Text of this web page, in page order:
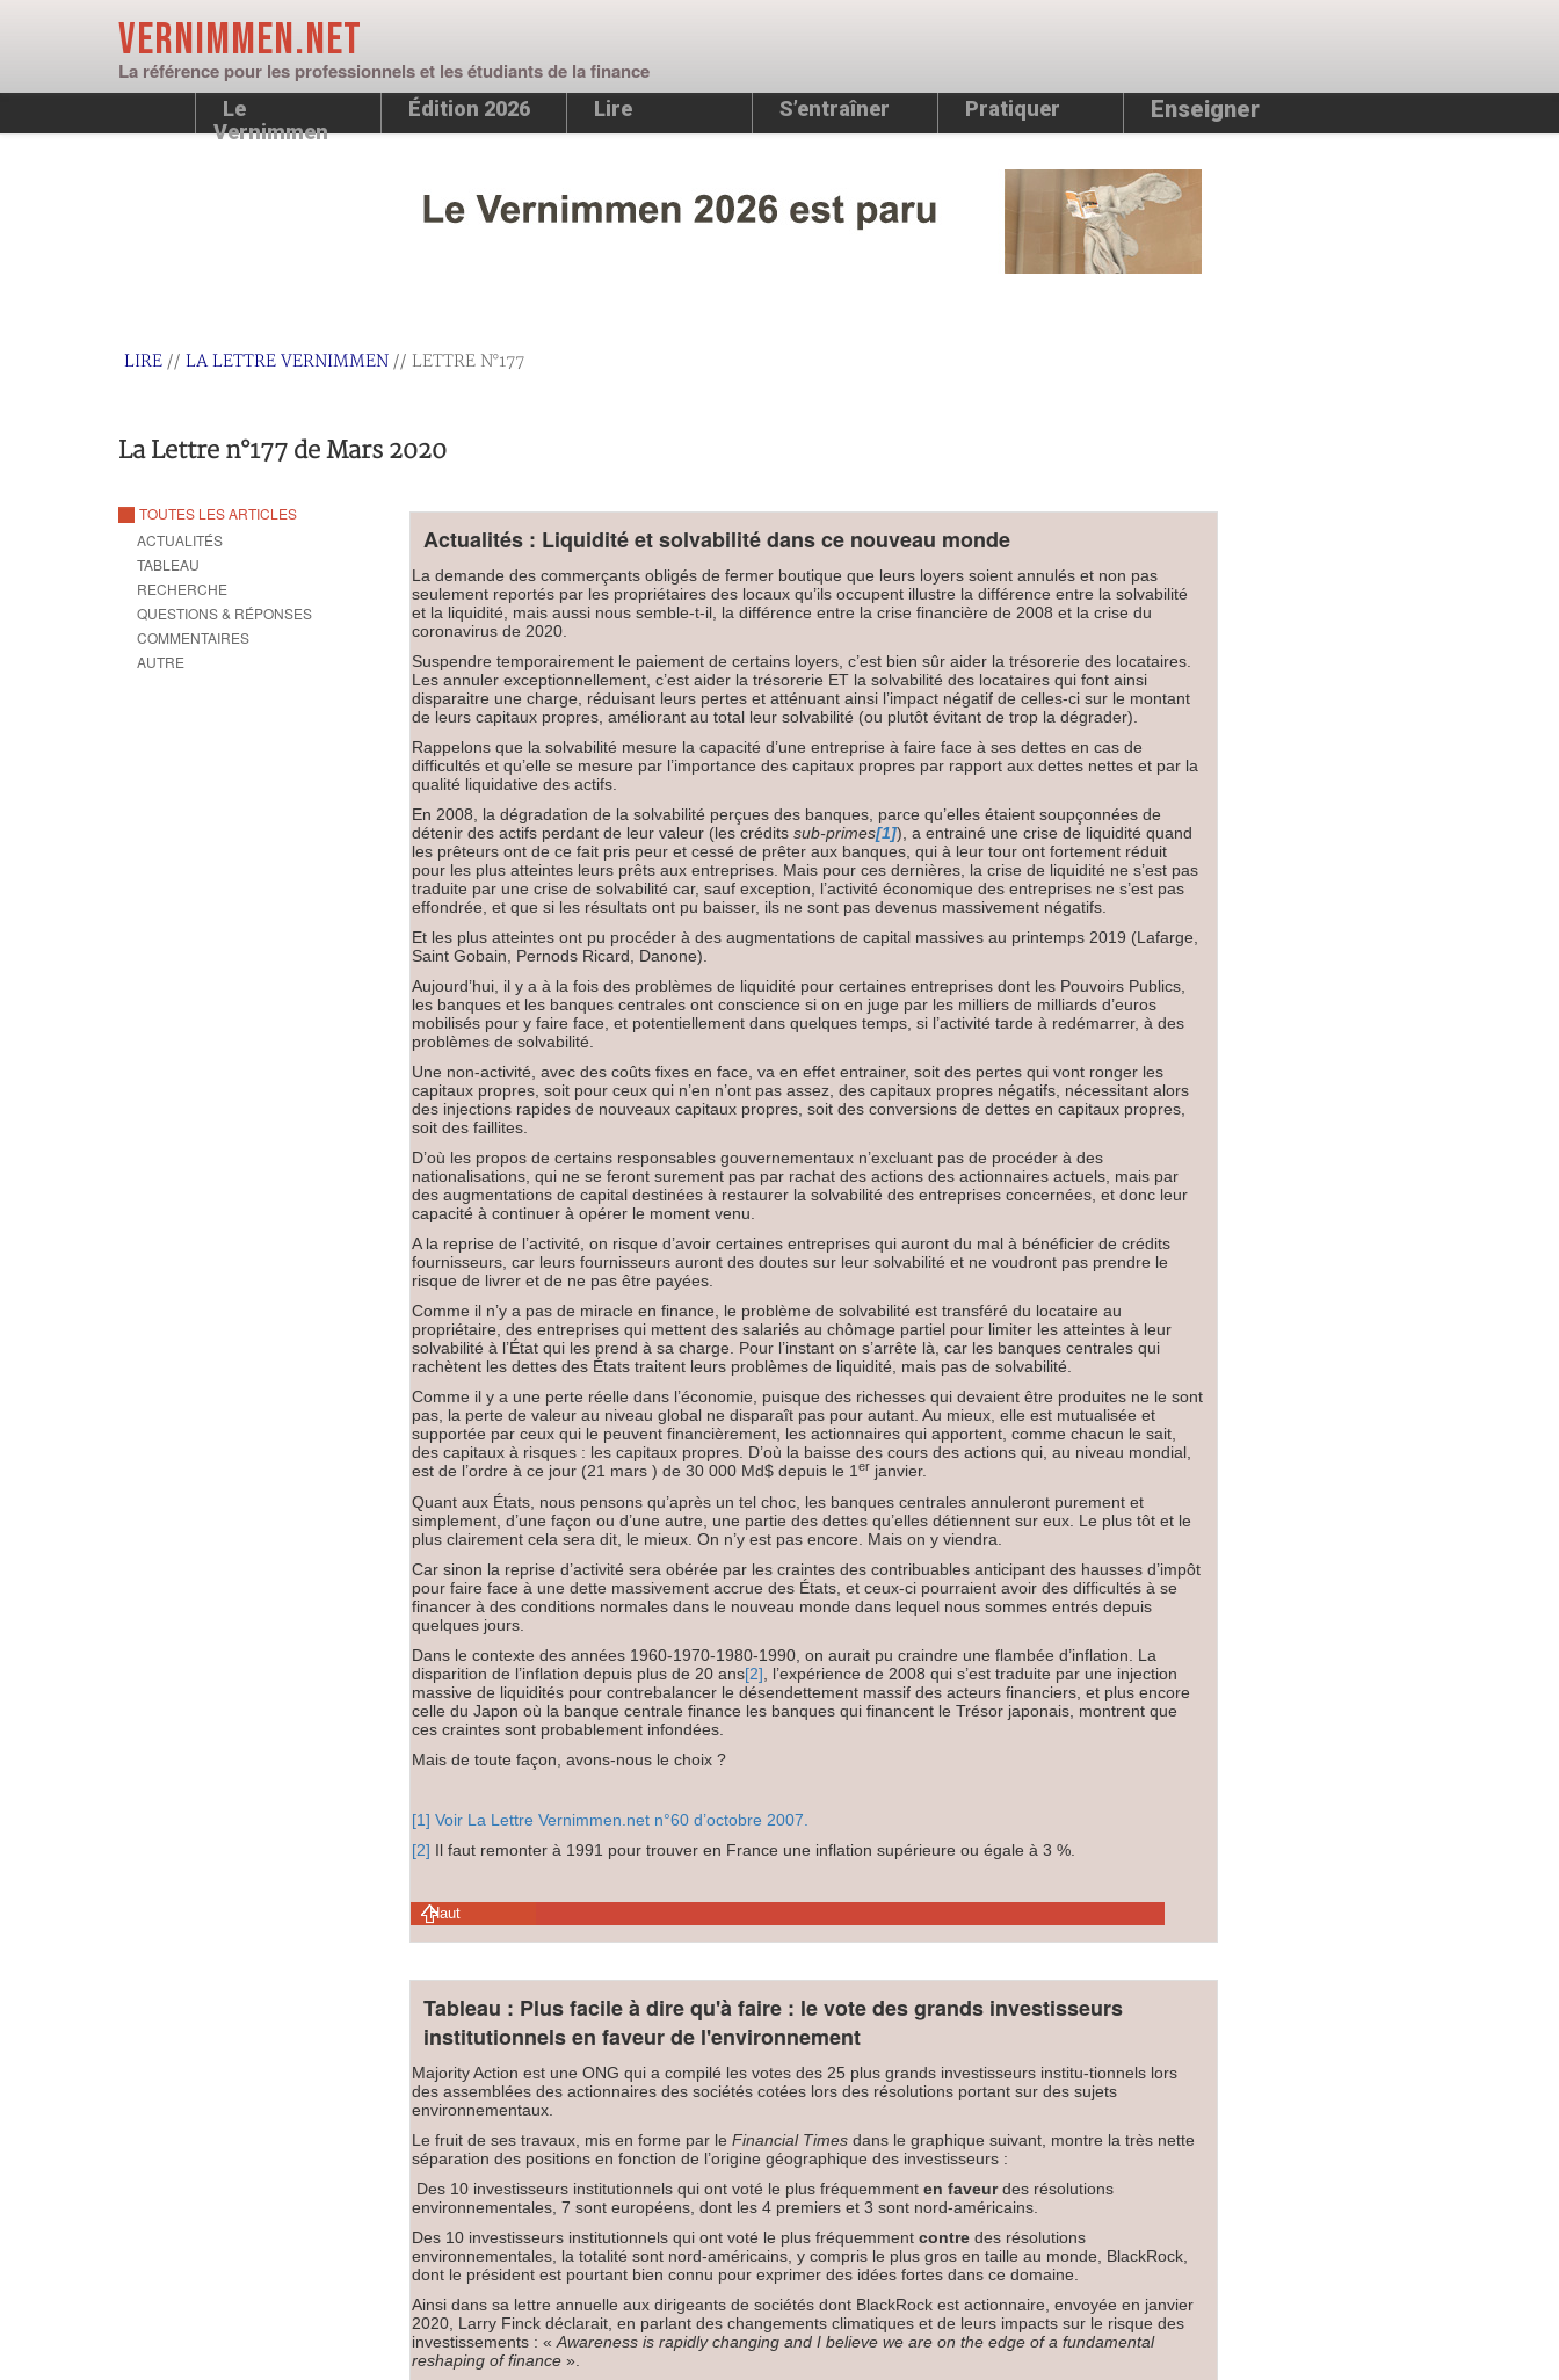
Vernimmen.net
La référence pour les professionnels et les étudiants de la finance
Le
Vernimmen
Édition 2026 Lire S’entraîner Pratiquer Enseigner
LIRE // LA LETTRE VERNIMMEN // LETTRE N°177
La Lettre n°177 de Mars 2020
TOUTES LES ARTICLES
ACTUALITÉS
TABLEAU
RECHERCHE
QUESTIONS & RÉPONSES
COMMENTAIRES
AUTRE
Actualités : Liquidité et solvabilité dans ce nouveau monde
La demande des commerçants obligés de fermer boutique que leurs loyers soient annulés et non pas
seulement reportés par les propriétaires des locaux qu’ils occupent illustre la différence entre la solvabilité
et la liquidité, mais aussi nous semble-t-il, la différence entre la crise financière de 2008 et la crise du
coronavirus de 2020.
Suspendre temporairement le paiement de certains loyers, c’est bien sûr aider la trésorerie des locataires.
Les annuler exceptionnellement, c’est aider la trésorerie ET la solvabilité des locataires qui font ainsi
disparaitre une charge, réduisant leurs pertes et atténuant ainsi l’impact négatif de celles-ci sur le montant
de leurs capitaux propres, améliorant au total leur solvabilité (ou plutôt évitant de trop la dégrader).
Rappelons que la solvabilité mesure la capacité d’une entreprise à faire face à ses dettes en cas de
difficultés et qu’elle se mesure par l’importance des capitaux propres par rapport aux dettes nettes et par la
qualité liquidative des actifs.
En 2008, la dégradation de la solvabilité perçues des banques, parce qu’elles étaient soupçonnées de
détenir des actifs perdant de leur valeur (les crédits sub-primes[1]), a entrainé une crise de liquidité quand
les prêteurs ont de ce fait pris peur et cessé de prêter aux banques, qui à leur tour ont fortement réduit
pour les plus atteintes leurs prêts aux entreprises. Mais pour ces dernières, la crise de liquidité ne s’est pas
traduite par une crise de solvabilité car, sauf exception, l’activité économique des entreprises ne s’est pas
effondrée, et que si les résultats ont pu baisser, ils ne sont pas devenus massivement négatifs.
Et les plus atteintes ont pu procéder à des augmentations de capital massives au printemps 2019 (Lafarge,
Saint Gobain, Pernods Ricard, Danone).
Aujourd’hui, il y a à la fois des problèmes de liquidité pour certaines entreprises dont les Pouvoirs Publics,
les banques et les banques centrales ont conscience si on en juge par les milliers de milliards d’euros
mobilisés pour y faire face, et potentiellement dans quelques temps, si l’activité tarde à redémarrer, à des
problèmes de solvabilité.
Une non-activité, avec des coûts fixes en face, va en effet entrainer, soit des pertes qui vont ronger les
capitaux propres, soit pour ceux qui n’en n’ont pas assez, des capitaux propres négatifs, nécessitant alors
des injections rapides de nouveaux capitaux propres, soit des conversions de dettes en capitaux propres,
soit des faillites.
D’où les propos de certains responsables gouvernementaux n’excluant pas de procéder à des
nationalisations, qui ne se feront surement pas par rachat des actions des actionnaires actuels, mais par
des augmentations de capital destinées à restaurer la solvabilité des entreprises concernées, et donc leur
capacité à continuer à opérer le moment venu.
A la reprise de l’activité, on risque d’avoir certaines entreprises qui auront du mal à bénéficier de crédits
fournisseurs, car leurs fournisseurs auront des doutes sur leur solvabilité et ne voudront pas prendre le
risque de livrer et de ne pas être payées.
Comme il n’y a pas de miracle en finance, le problème de solvabilité est transféré du locataire au
propriétaire, des entreprises qui mettent des salariés au chômage partiel pour limiter les atteintes à leur
solvabilité à l’État qui les prend à sa charge. Pour l’instant on s’arrête là, car les banques centrales qui
rachètent les dettes des États traitent leurs problèmes de liquidité, mais pas de solvabilité.
Comme il y a une perte réelle dans l’économie, puisque des richesses qui devaient être produites ne le sont
pas, la perte de valeur au niveau global ne disparaît pas pour autant. Au mieux, elle est mutualisée et
supportée par ceux qui le peuvent financièrement, les actionnaires qui apportent, comme chacun le sait,
des capitaux à risques : les capitaux propres. D’où la baisse des cours des actions qui, au niveau mondial,
est de l’ordre à ce jour (21 mars ) de 30 000 Md$ depuis le 1 erjanvier.
Quant aux États, nous pensons qu’après un tel choc, les banques centrales annuleront purement et
simplement, d’une façon ou d’une autre, une partie des dettes qu’elles détiennent sur eux. Le plus tôt et le
plus clairement cela sera dit, le mieux. On n’y est pas encore. Mais on y viendra.
Car sinon la reprise d’activité sera obérée par les craintes des contribuables anticipant des hausses d’impôt
pour faire face à une dette massivement accrue des États, et ceux-ci pourraient avoir des difficultés à se
financer à des conditions normales dans le nouveau monde dans lequel nous sommes entrés depuis
quelques jours.
Dans le contexte des années 1960-1970-1980-1990, on aurait pu craindre une flambée d’inflation. La
disparition de l’inflation depuis plus de 20 ans[2] , l’expérience de 2008 qui s’est traduite par une injection
massive de liquidités pour contrebalancer le désendettement massif des acteurs financiers, et plus encore
celle du Japon où la banque centrale finance les banques qui financent le Trésor japonais, montrent que
ces craintes sont probablement infondées.
Mais de toute façon, avons-nous le choix ?
[1] Voir La Lettre Vernimmen.net n°60 d’octobre 2007.
[2] Il faut remonter à 1991 pour trouver en France une inflation supérieure ou égale à 3 %.
Haut
Tableau : Plus facile à dire qu'à faire : le vote des grands investisseurs
institutionnels en faveur de l'environnement
Majority Action est une ONG qui a compilé les votes des 25 plus grands investisseurs institu-tionnels lors
des assemblées des actionnaires des sociétés cotées lors des résolutions portant sur des sujets
environnementaux.
Le fruit de ses travaux, mis en forme par le Financial Timesdans le graphique suivant, montre la très nette
séparation des positions en fonction de l’origine géographique des investisseurs :
Des 10 investisseurs institutionnels qui ont voté le plus fréquemment en faveurdes résolutions
environnementales, 7 sont européens, dont les 4 premiers et 3 sont nord-américains.
Des 10 investisseurs institutionnels qui ont voté le plus fréquemment contredes résolutions
environnementales, la totalité sont nord-américains, y compris le plus gros en taille au monde, BlackRock,
dont le président est pourtant bien connu pour exprimer des idées fortes dans ce domaine.
Ainsi dans sa lettre annuelle aux dirigeants de sociétés dont BlackRock est actionnaire, envoyée en janvier
2020, Larry Finck déclarait, en parlant des changements climatiques et de leurs impacts sur le risque des
investissements : « Awareness is rapidly changing and I believe we are on the edge of a fundamental
reshaping of finance».